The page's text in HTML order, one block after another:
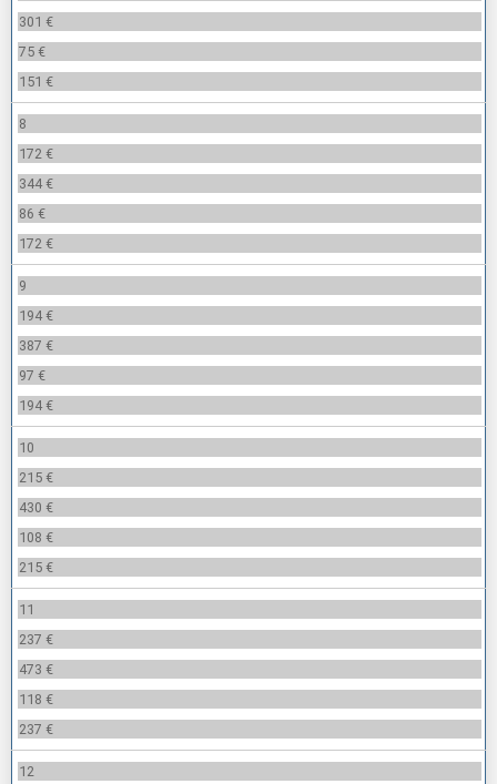
301 €
75 €
151 €
8
172 €
344 €
86 €
172 €
9
194 €
387 €
97 €
194 €
10
215 €
430 €
108 €
215 €
11
237 €
473 €
118 €
237 €
12